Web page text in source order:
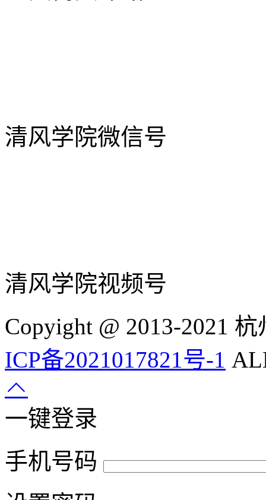
清风学院微信号
清风学院视频号
Copyight @ 2013-2021
ICP备2021017821号-1
一键登录
手机号码